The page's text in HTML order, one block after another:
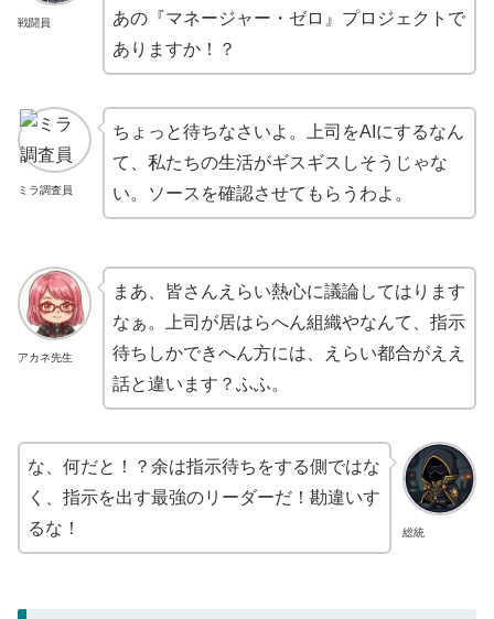
戦闘員
あの『マネージャー・ゼロ』プロジェクトで
ありますか！？
ミラ調査員
ちょっと待ちなさいよ。上司をAIにするなん
て、私たちの生活がギスギスしそうじゃな
い。ソースを確認させてもらうわよ。
アカネ先生
まあ、皆さんえらい熱心に議論してはります
なぁ。上司が居はらへん組織やなんて、指示
待ちしかできへん方には、えらい都合がええ
話と違います？ふふ。
総統
な、何だと！？余は指示待ちをする側ではな
く、指示を出す最強のリーダーだ！勘違いす
るな！